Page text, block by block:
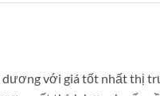
dương với giá tốt nhất thị